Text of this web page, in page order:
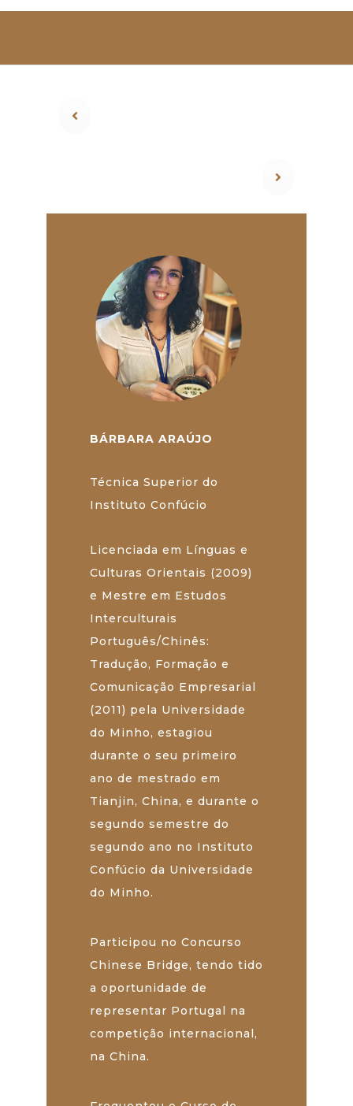
ESTUDAR
BÁRBARA ARAÚJO
Técnica Superior do
Instituto Confúcio
Licenciada em Línguas e
Culturas Orientais (2009)
e Mestre em Estudos
Interculturais
Português/Chinês:
Tradução, Formação e
Comunicação Empresarial
(2011) pela Universidade
do Minho, estagiou
durante o seu primeiro
ano de mestrado em
Tianjin, China, e durante o
segundo semestre do
segundo ano no Instituto
Confúcio da Universidade
do Minho.
Participou no Concurso
Chinese Bridge, tendo tido
a oportunidade de
representar Portugal na
competição internacional,
na China.